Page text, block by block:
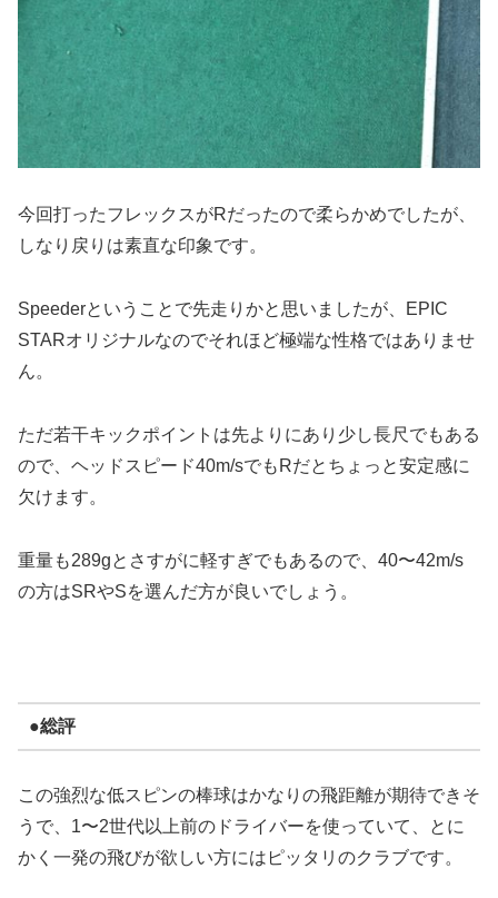
今回打ったフレックスがRだったので柔らかめでしたが、
しなり戻りは素直な印象です。
Speederということで先走りかと思いましたが、EPIC
STARオリジナルなのでそれほど極端な性格ではありませ
ん。
ただ若干キックポイントは先よりにあり少し長尺でもある
ので、ヘッドスピード40m/sでもRだとちょっと安定感に
欠けます。
重量も289gとさすがに軽すぎでもあるので、40〜42m/s
の方はSRやSを選んだ方が良いでしょう。
●総評
この強烈な低スピンの棒球はかなりの飛距離が期待できそ
うで、1〜2世代以上前のドライバーを使っていて、とに
かく一発の飛びが欲しい方にはピッタリのクラブです。